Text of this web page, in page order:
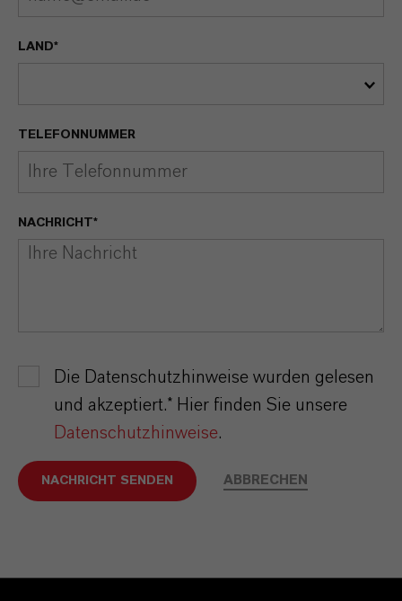
LAND*
TELEFONNUMMER
NACHRICHT*
Die Datenschutzhinweise wurden gelesen
und akzeptiert.* Hier finden Sie unsere
Datenschutzhinweise.
NACHRICHT SENDEN ABBRECHEN